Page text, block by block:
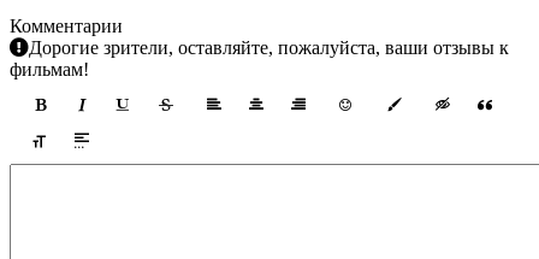
Комментарии
Дорогие зрители, оставляйте, пожалуйста, ваши отзывы к
фильмам!